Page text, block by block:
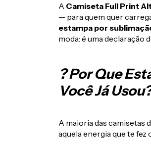
A Camiseta Full Print
— para quem quer
estampa por
moda: é uma declaração
? Por Que
Você Já
A maioria das camisetas
aquela energia que te fez